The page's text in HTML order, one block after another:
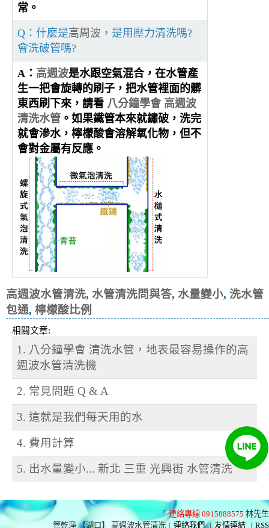
常。
Q：什麼是高周波 ，是用壓力清洗嗎?
會洗破管嗎?
A： 高週波是水跟空氣混合，在水管產
生一把會旋轉的刷子，把水管裡面的髒
東西刷下來，請看 八分鐘學會 高週波
清洗水管 。如果鐵管本來就鏽破，洗完
就會滲水，檸檬酸會溶解氧化物，但不
會對金屬有反應。
高週波水管清洗, 水管清洗問與答, 水量變小, 洗水管
包通, 檸檬酸比例
相關文章:
1. 八分鐘學會 清洗水管，地表最容易操作的高
週波水管清洗機
2. 常見問題 Q & A
3. 這就是我們每天用的水
4. 費用計算
5. 出水量變小... 新北 三重 光興街 水管清洗
連絡專線 0915888575 林先生
管乾淨 【湖口】 高週波水管清洗 | 連絡我們 | 友情連結 | RSS